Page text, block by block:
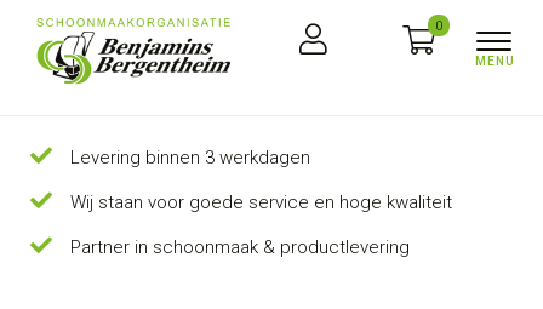
0
Levering binnen 3 werkdagen
Wij staan voor goede service en hoge kwaliteit
Partner in schoonmaak & productlevering